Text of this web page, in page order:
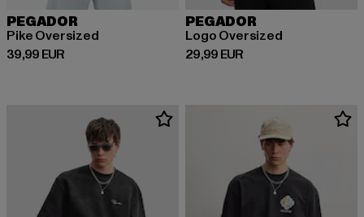
PEGADOR
Pike Oversized
39,99 EUR
Derzeitiger Preis: 39,99 EUR
PEGADOR
Logo Oversized
29,99 EUR
Derzeitiger Preis: 29,99 EUR